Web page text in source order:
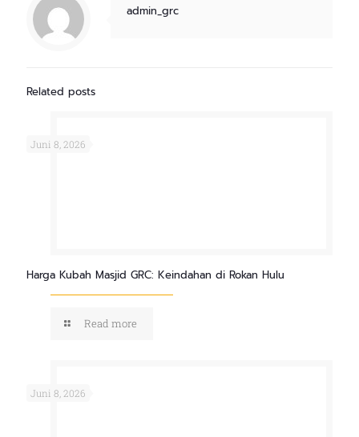
admin_grc
Related posts
Juni 8, 2026
Harga Kubah Masjid GRC: Keindahan di Rokan Hulu
Read more
Juni 8, 2026